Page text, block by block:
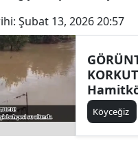
Şubat 13, 2026 20:57
köşk
Köyceğiz